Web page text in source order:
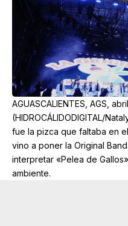
AGUASCALIENTES, AGS,
(HIDROCÁLIDODIGITAL/
fue la pizca que faltaba en
vino a poner la Original
interpretar «Pelea de
ambiente.